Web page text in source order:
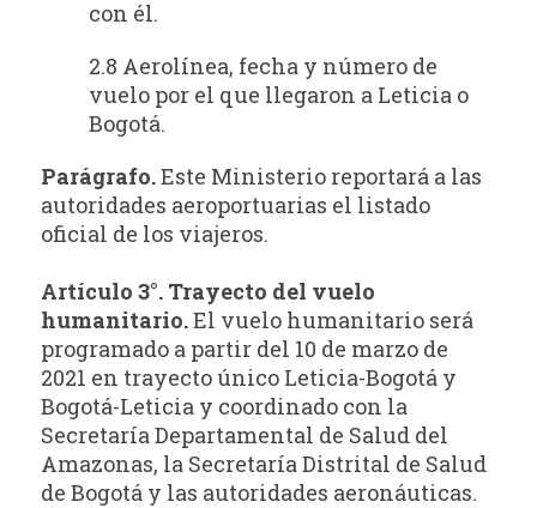
con él.
2.8 Aerolínea, fecha y número de
vuelo por el que llegaron a Leticia o
Bogotá.
Parágrafo.Este Ministerio reportará a las
autoridades aeroportuarias el listado
oficial de los viajeros.
Artículo 3°. Trayecto del vuelo
humanitario.El vuelo humanitario será
programado a partir del 10 de marzo de
2021 en trayecto único Leticia-Bogotá y
Bogotá-Leticia y coordinado con la
Secretaría Departamental de Salud del
Amazonas, la Secretaría Distrital de Salud
de Bogotá y las autoridades aeronáuticas.